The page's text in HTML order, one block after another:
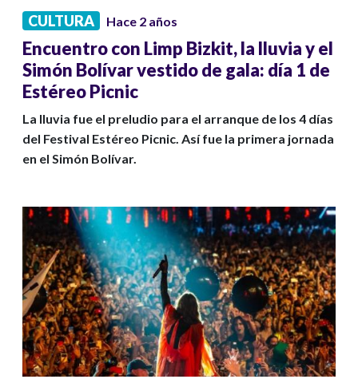
CULTURA Hace 2 años
Encuentro con Limp Bizkit, la lluvia y el
Simón Bolívar vestido de gala: día 1 de
Estéreo Picnic
La lluvia fue el preludio para el arranque de los 4 días
del Festival Estéreo Picnic. Así fue la primera jornada
en el Simón Bolívar.